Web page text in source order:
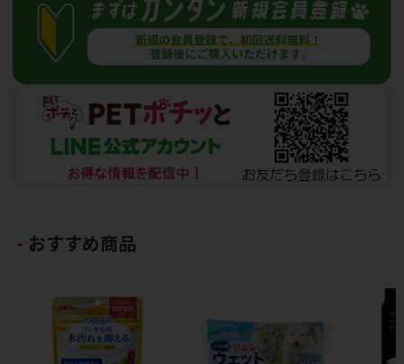
おすすめ商品